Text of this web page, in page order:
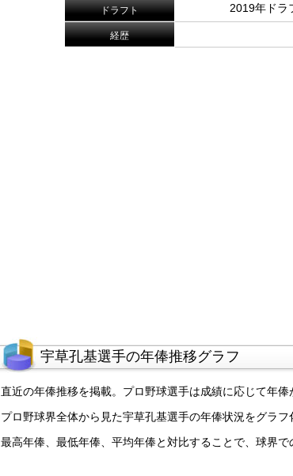
ドラフト 2019年ドラ
経歴
宇草孔基選手の年俸推移グラフ
直近の年俸推移を掲載。プロ野球選手は成績に応じて年俸
プロ野球界全体から見た宇草孔基選手の年俸状況をグラフ
最高年俸、最低年俸、平均年俸と対比することで、球界